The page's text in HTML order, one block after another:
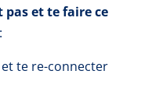
et te faire ce
:
te re-connecter